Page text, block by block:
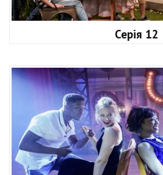
Серія 12